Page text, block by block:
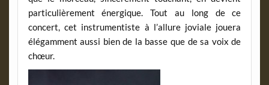
particulièrement énergique. Tout au long de ce
concert, cet instrumentiste à l’allure joviale jouera
élégamment aussi bien de la basse que de sa voix de
chœur.